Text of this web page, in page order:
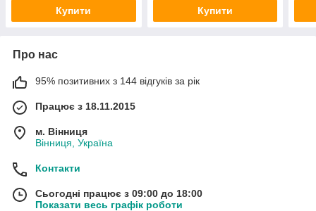
Купити Купити
Про нас
95% позитивних з 144 відгуків за рік
Працює з 18.11.2015
м. Вінниця
Вінниця, Україна
Контакти
Сьогодні працює з 09:00 до 18:00
Показати весь графік роботи